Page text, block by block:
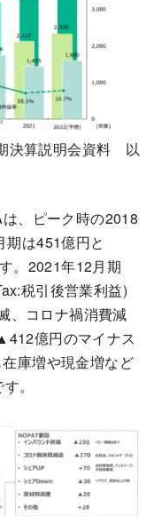
決算説明会資料 以
、ピーク時の2018
は451億円と
。2021年12月期
税引後営業利益)
、コロナ禍消費減
億円のマイナス
庫増や現金増など
。